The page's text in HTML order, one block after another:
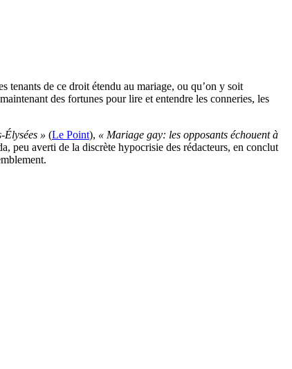
tenants de ce droit étendu au mariage, ou qu’on y soit
des fortunes pour lire et entendre les conneries, les
Élysées » (Le Point), « Mariage gay: les opposants échouent à
peu averti de la discrète hypocrisie des rédacteurs, en conclut